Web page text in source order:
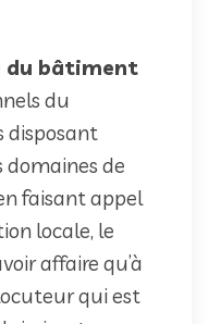
du bâtiment
du
disposant
domaines de
faisant appel
locale, le
affaire qu’à
qui est